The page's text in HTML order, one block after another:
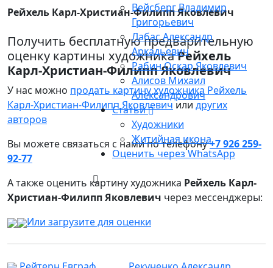
Вейсберг Владимир
Григорьевич
Лабас Александр
Аркадьевич
Рабин Оскар Яковлевич
Алисов Михаил
Александрович
Статьи
Художники
Житийная икона
Оценить через WhatsApp
Рейхель Карл-Христиан-Филипп Яковлевич
Получить бесплатную предварительную
оценку картины художникаРейхель
Карл-Христиан-Филипп Яковлевич
У нас можно продать картину художника Рейхель
Карл-Христиан-Филипп Яковлевичили других
авторов
Вы можете связаться с нами по телефону+7 926 259-
92-77
А также оценить картину художника Рейхель Карл-
Христиан-Филипп Яковлевич через мессенджеры:
Или загрузите для оценки